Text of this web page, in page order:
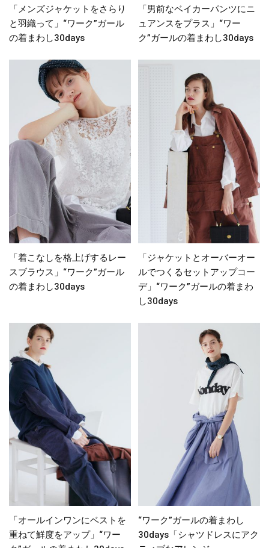
「メンズジャケットをさらり
と羽織って」“ワーク”ガール
の着まわし30days
「男前なベイカーパンツにニ
ュアンスをプラス」“ワー
ク”ガールの着まわし30days
「着こなしを格上げするレー
スブラウス」“ワーク”ガール
の着まわし30days
「ジャケットとオーバーオー
ルでつくるセットアップコー
デ」“ワーク”ガールの着まわ
し30days
「オールインワンにベストを
重ねて鮮度をアップ」“ワー
“ワーク”ガールの着まわし
30days「シャツドレスにアク